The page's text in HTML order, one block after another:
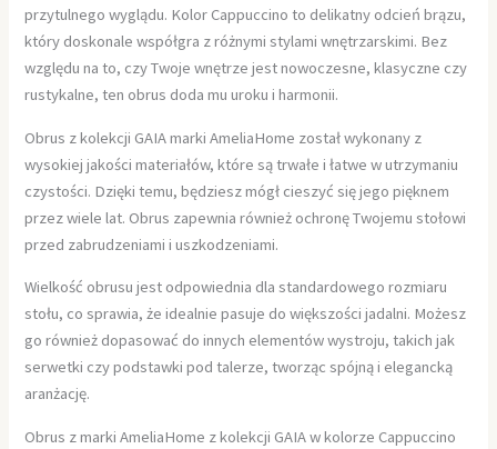
przytulnego wyglądu. Kolor Cappuccino to delikatny odcień brązu,
który doskonale współgra z różnymi stylami wnętrzarskimi. Bez
względu na to, czy Twoje wnętrze jest nowoczesne, klasyczne czy
rustykalne, ten obrus doda mu uroku i harmonii.
Obrus z kolekcji GAIA marki AmeliaHome został wykonany z
wysokiej jakości materiałów, które są trwałe i łatwe w utrzymaniu
czystości. Dzięki temu, będziesz mógł cieszyć się jego pięknem
przez wiele lat. Obrus zapewnia również ochronę Twojemu stołowi
przed zabrudzeniami i uszkodzeniami.
Wielkość obrusu jest odpowiednia dla standardowego rozmiaru
stołu, co sprawia, że idealnie pasuje do większości jadalni. Możesz
go również dopasować do innych elementów wystroju, takich jak
serwetki czy podstawki pod talerze, tworząc spójną i elegancką
aranżację.
Obrus z marki AmeliaHome z kolekcji GAIA w kolorze Cappuccino